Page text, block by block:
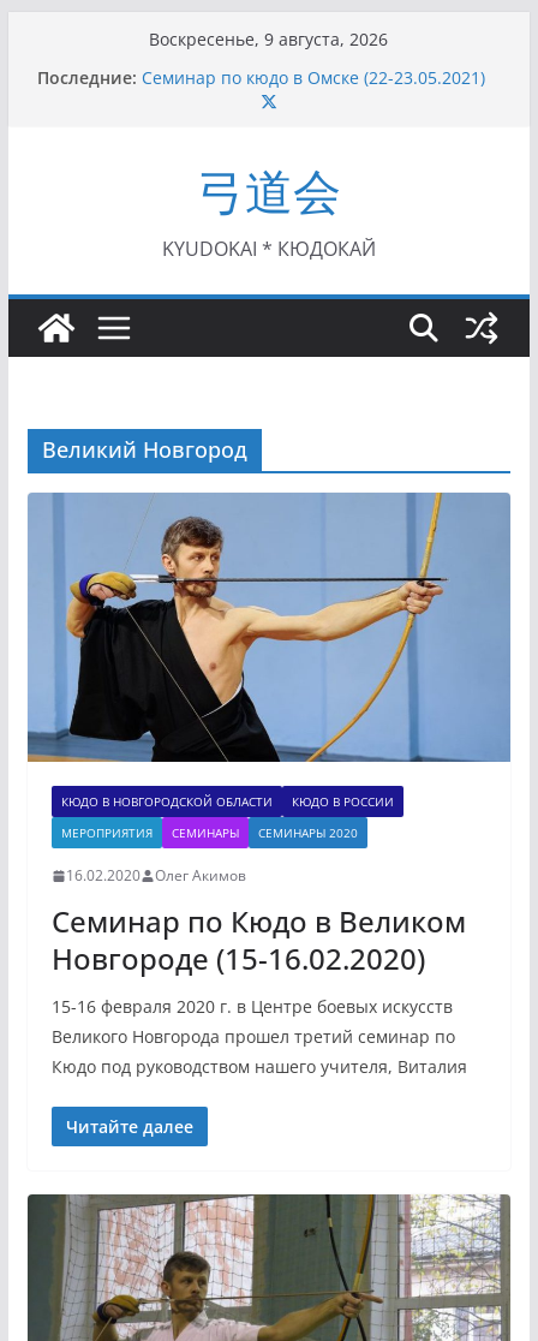
содержимому
Воскресенье, 9 августа, 2026
Последние: Семинар по кюдо в Омске (22-23.05.2021)
Чемпионат Росcии, Дёмино (2-5.09.2021)
II Кубок Посла Японии в России по Кюдо,
Орёл (25.07.2021)
I этап Кубка Московской области по Кюдо /
Сейдокан II (27.06.2021)
弓道会
KYUDOKAI * КЮДОКАЙ
Великий Новгород
КЮДО В НОВГОРОДСКОЙ ОБЛАСТИ
КЮДО В РОССИИ
МЕРОПРИЯТИЯ
СЕМИНАРЫ СЕМИНАРЫ 2020
16.02.2020 Олег Акимов
Семинар по Кюдо в Великом
Новгороде (15-16.02.2020)
15-16 февраля 2020 г. в Центре боевых искусств
Великого Новгорода прошел третий семинар по
Кюдо под руководством нашего учителя, Виталия
Читайте далее